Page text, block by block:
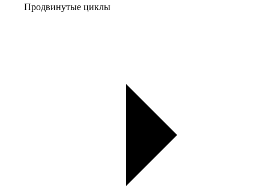
Продвинутые циклы